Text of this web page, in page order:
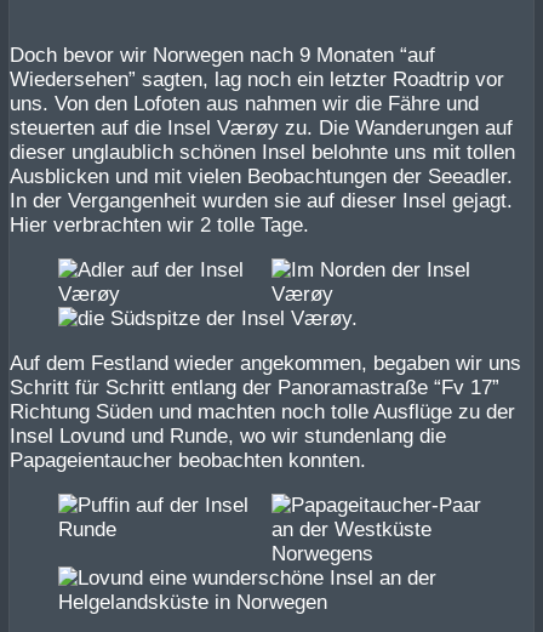
Doch bevor wir Norwegen nach 9 Monaten “auf
Wiedersehen” sagten, lag noch ein letzter Roadtrip vor
uns. Von den Lofoten aus nahmen wir die Fähre und
steuerten auf die Insel Værøy zu. Die Wanderungen auf
dieser unglaublich schönen Insel belohnte uns mit tollen
Ausblicken und mit vielen Beobachtungen der Seeadler.
In der Vergangenheit wurden sie auf dieser Insel gejagt.
Hier verbrachten wir 2 tolle Tage.
Auf dem Festland wieder angekommen, begaben wir uns
Schritt für Schritt entlang der Panoramastraße “Fv 17”
Richtung Süden und machten noch tolle Ausflüge zu der
Insel Lovund und Runde, wo wir stundenlang die
Papageientaucher beobachten konnten.